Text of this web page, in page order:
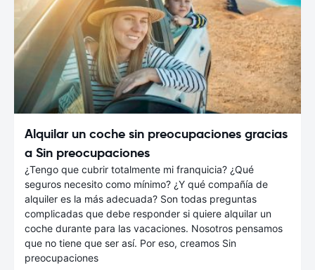
Alquilar un coche sin preocupaciones gracias
a Sin preocupaciones
¿Tengo que cubrir totalmente mi franquicia? ¿Qué
seguros necesito como mínimo? ¿Y qué compañía de
alquiler es la más adecuada? Son todas preguntas
complicadas que debe responder si quiere alquilar un
coche durante para las vacaciones. Nosotros pensamos
que no tiene que ser así. Por eso, creamos Sin
preocupaciones